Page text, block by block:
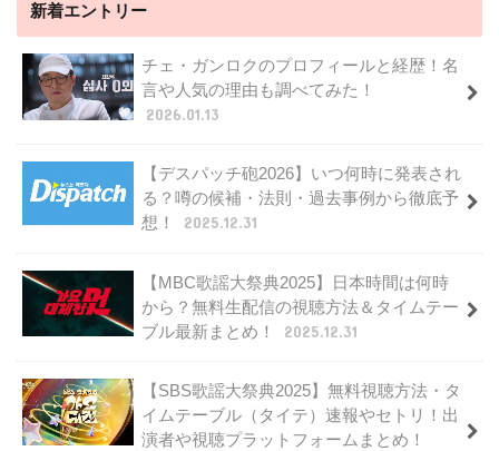
新着エントリー
チェ・ガンロクのプロフィールと経歴！名
言や人気の理由も調べてみた！
2026.01.13
【デスパッチ砲2026】いつ何時に発表され
る？噂の候補・法則・過去事例から徹底予
想！
2025.12.31
【MBC歌謡大祭典2025】日本時間は何時
から？無料生配信の視聴方法＆タイムテー
ブル最新まとめ！
2025.12.31
【SBS歌謡大祭典2025】無料視聴方法・タ
イムテーブル（タイテ）速報やセトリ！出
演者や視聴プラットフォームまとめ！